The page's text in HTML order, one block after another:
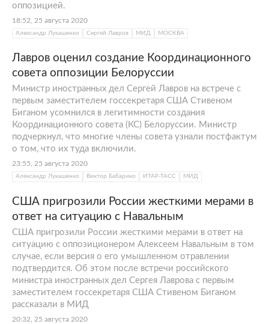
оппозицией.
18:52, 25 августа 2020
Александр Лукашенко Сергей Лавров МИД МОСКВА
Лавров оценил создание Координационного
совета оппозиции Белоруссии
Министр иностранных дел Сергей Лавров на встрече с
первым заместителем госсекретаря США Стивеном
Биганом усомнился в легитимности создания
Координационного совета (КС) Белоруссии. Министр
подчеркнул, что многие члены совета узнали постфактум
о том, что их туда включили.
23:55, 25 августа 2020
Александр Лукашенко Виктор Бабарико ИТАР-ТАСС МИД
США пригрозили России жесткими мерами в
ответ на ситуацию с Навальным
США пригрозили России жесткими мерами в ответ на
ситуацию с оппозиционером Алексеем Навальным в том
случае, если версия о его умышленном отравлении
подтвердится. Об этом после встречи российского
министра иностранных дел Сергея Лаврова с первым
заместителем госсекретаря США Стивеном Биганом
рассказали в МИД
20:32, 25 августа 2020